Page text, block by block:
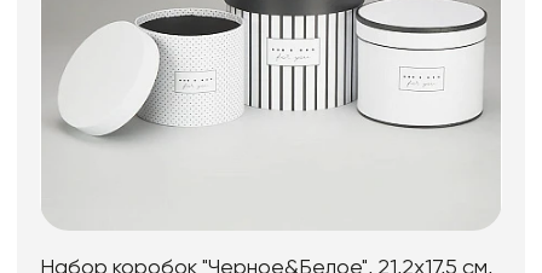
Набор коробок "Черное&Белое", 21,2x17,5 см,